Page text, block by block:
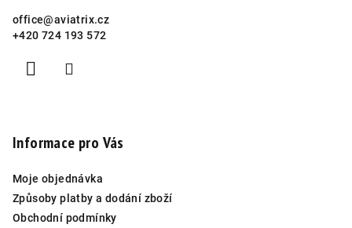
office@aviatrix.cz
+420 724 193 572
Informace pro Vás
Moje objednávka
Způsoby platby a dodání zboží
Obchodní podmínky